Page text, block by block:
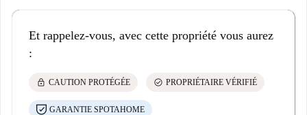
Et rappelez-vous, avec cette propriété vous aurez
:
lock CAUTION PROTÉGÉE check_circle PROPRIÉTAIRE VÉRIFIÉ
GARANTIE SPOTAHOME